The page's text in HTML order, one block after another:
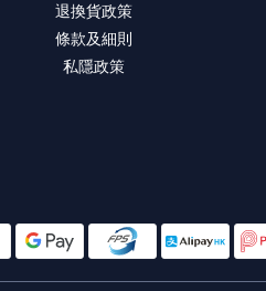
退換貨政策
條款及細則
私隱政策